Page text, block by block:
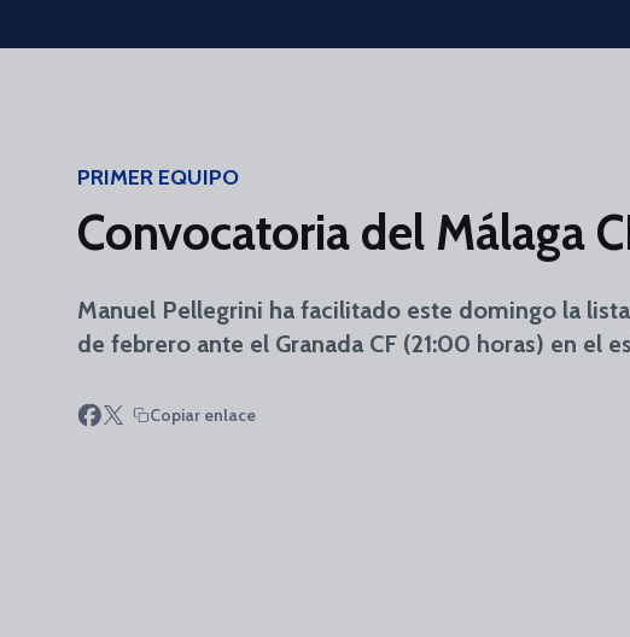
Skip to main content
PRIMER EQUIPO
Convocatoria del Málaga
Manuel Pellegrini ha facilitado este domingo la
de febrero ante el Granada CF (21:00 horas) en el
Copiar enlace